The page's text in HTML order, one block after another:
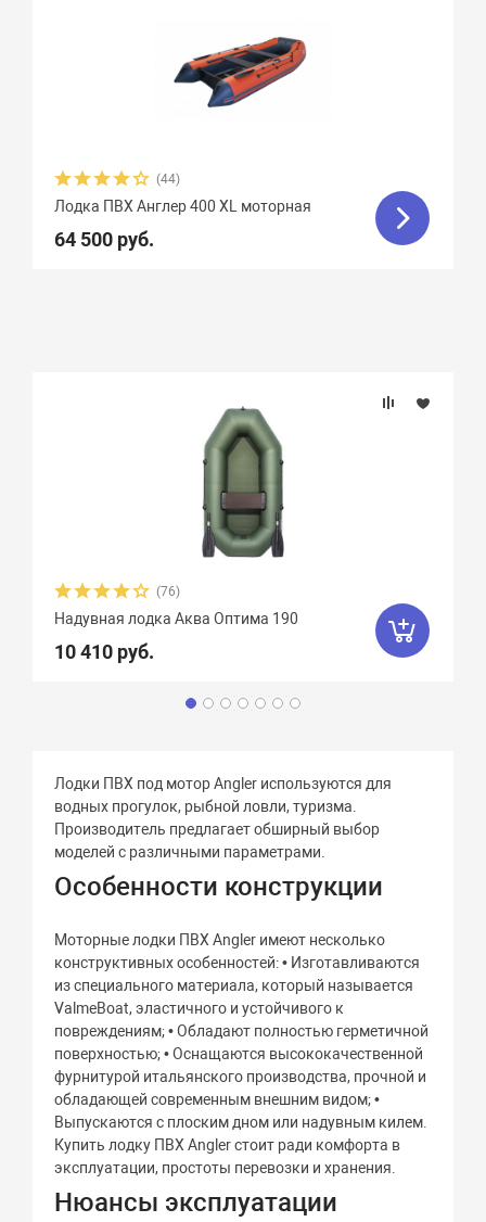
(44)
Лодка ПВХ Англер 400 XL моторная
64 500 руб.
(76)
Надувная лодка Аква Оптима 190
10 410 руб.
Лодки ПВХ под мотор Angler используются для
водных прогулок, рыбной ловли, туризма.
Производитель предлагает обширный выбор
моделей с различными параметрами.
Особенности конструкции
Моторные лодки ПВХ Angler имеют несколько
конструктивных особенностей: • Изготавливаются
из специального материала, который называется
ValmeBoat, эластичного и устойчивого к
повреждениям; • Обладают полностью герметичной
поверхностью; • Оснащаются высококачественной
фурнитурой итальянского производства, прочной и
обладающей современным внешним видом; •
Выпускаются с плоским дном или надувным килем.
Купить лодку ПВХ Angler стоит ради комфорта в
эксплуатации, простоты перевозки и хранения.
Нюансы эксплуатации